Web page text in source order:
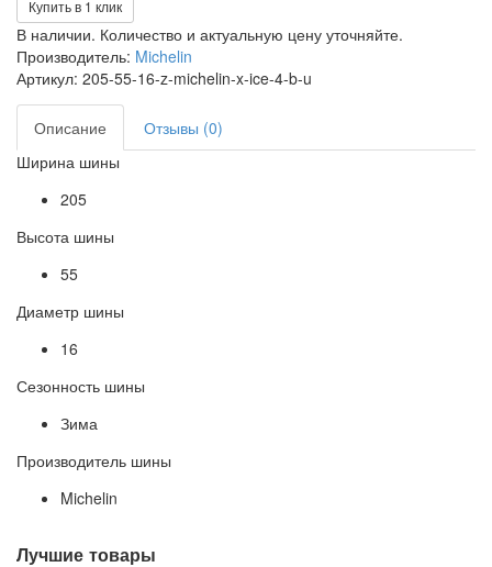
Купить в 1 клик
В наличии. Количество и актуальную цену уточняйте.
Производитель: Michelin
Артикул: 205-55-16-z-michelin-x-ice-4-b-u
Описание
Отзывы (0)
Ширина шины
205
Высота шины
55
Диаметр шины
16
Сезонность шины
Зима
Производитель шины
Michelin
Лучшие товары